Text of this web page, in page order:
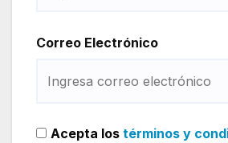
Correo Electrónico
Acepta los términos y